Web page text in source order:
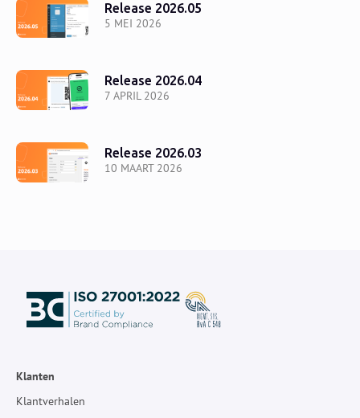
5 MEI 2026
Release 2026.05
7 APRIL 2026
Release 2026.04
10 MAART 2026
Release 2026.03
Klanten
Klantverhalen